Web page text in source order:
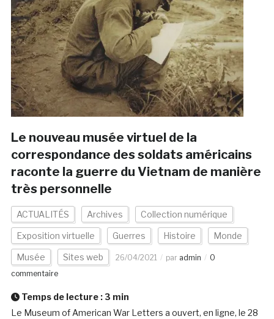
Le nouveau musée virtuel de la
correspondance des soldats américains
raconte la guerre du Vietnam de manière
très personnelle
ACTUALITÉS Archives Collection numérique
Exposition virtuelle Guerres Histoire Monde
Musée Sites web 26/04/2021 par admin
0
commentaire
Temps de lecture : 3 min
Le Museum of American War Letters a ouvert, en ligne, le 28